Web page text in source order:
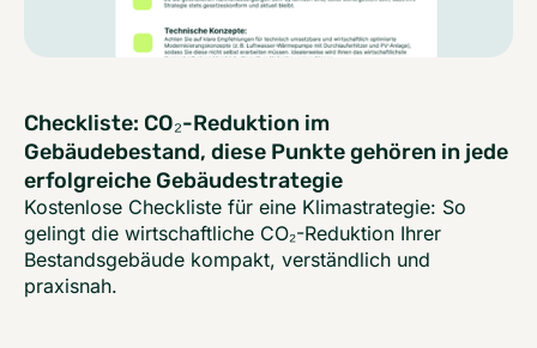
Checkliste: CO₂-Reduktion im
Gebäudebestand, diese Punkte gehören in jede
erfolgreiche Gebäudestrategie
Kostenlose Checkliste für eine Klimastrategie: So
gelingt die wirtschaftliche CO₂-Reduktion Ihrer
Bestandsgebäude kompakt, verständlich und
praxisnah.